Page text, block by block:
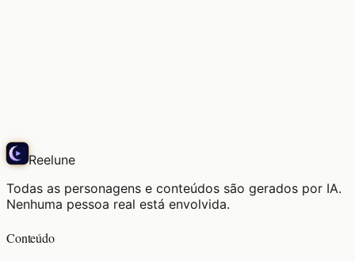
Reelune
Todas as personagens e conteúdos são gerados por IA.
Nenhuma pessoa real está envolvida.
Conteúdo